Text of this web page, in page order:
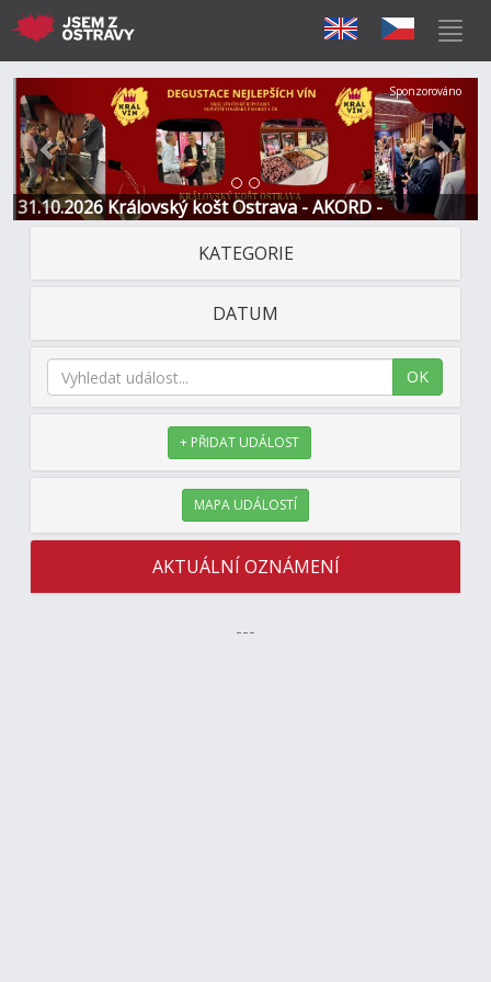
31.10.2026 Královský košt Ostrava - AKORD -
Restaurace a Hotel
Předchozí Další
Sponzorováno
KATEGORIE
DATUM
OK
+ PŘIDAT UDÁLOST
MAPA UDÁLOSTÍ
AKTUÁLNÍ OZNÁMENÍ
---